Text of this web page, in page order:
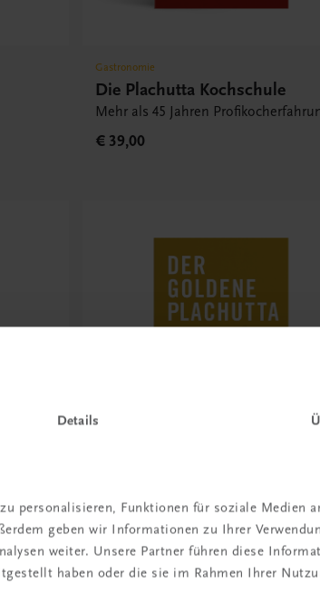
Details
personalisieren, Funktionen für soziale Medien
geben wir Informationen zu Ihrer
weiter. Unsere Partner führen diese
haben oder die sie im Rahmen Ihrer
Gastronomie
Die Plachutta Kochschule
Mehr als 45 Jahren
€ 39,00
vieler
Alle 1500 Rezepte
€ 50,00